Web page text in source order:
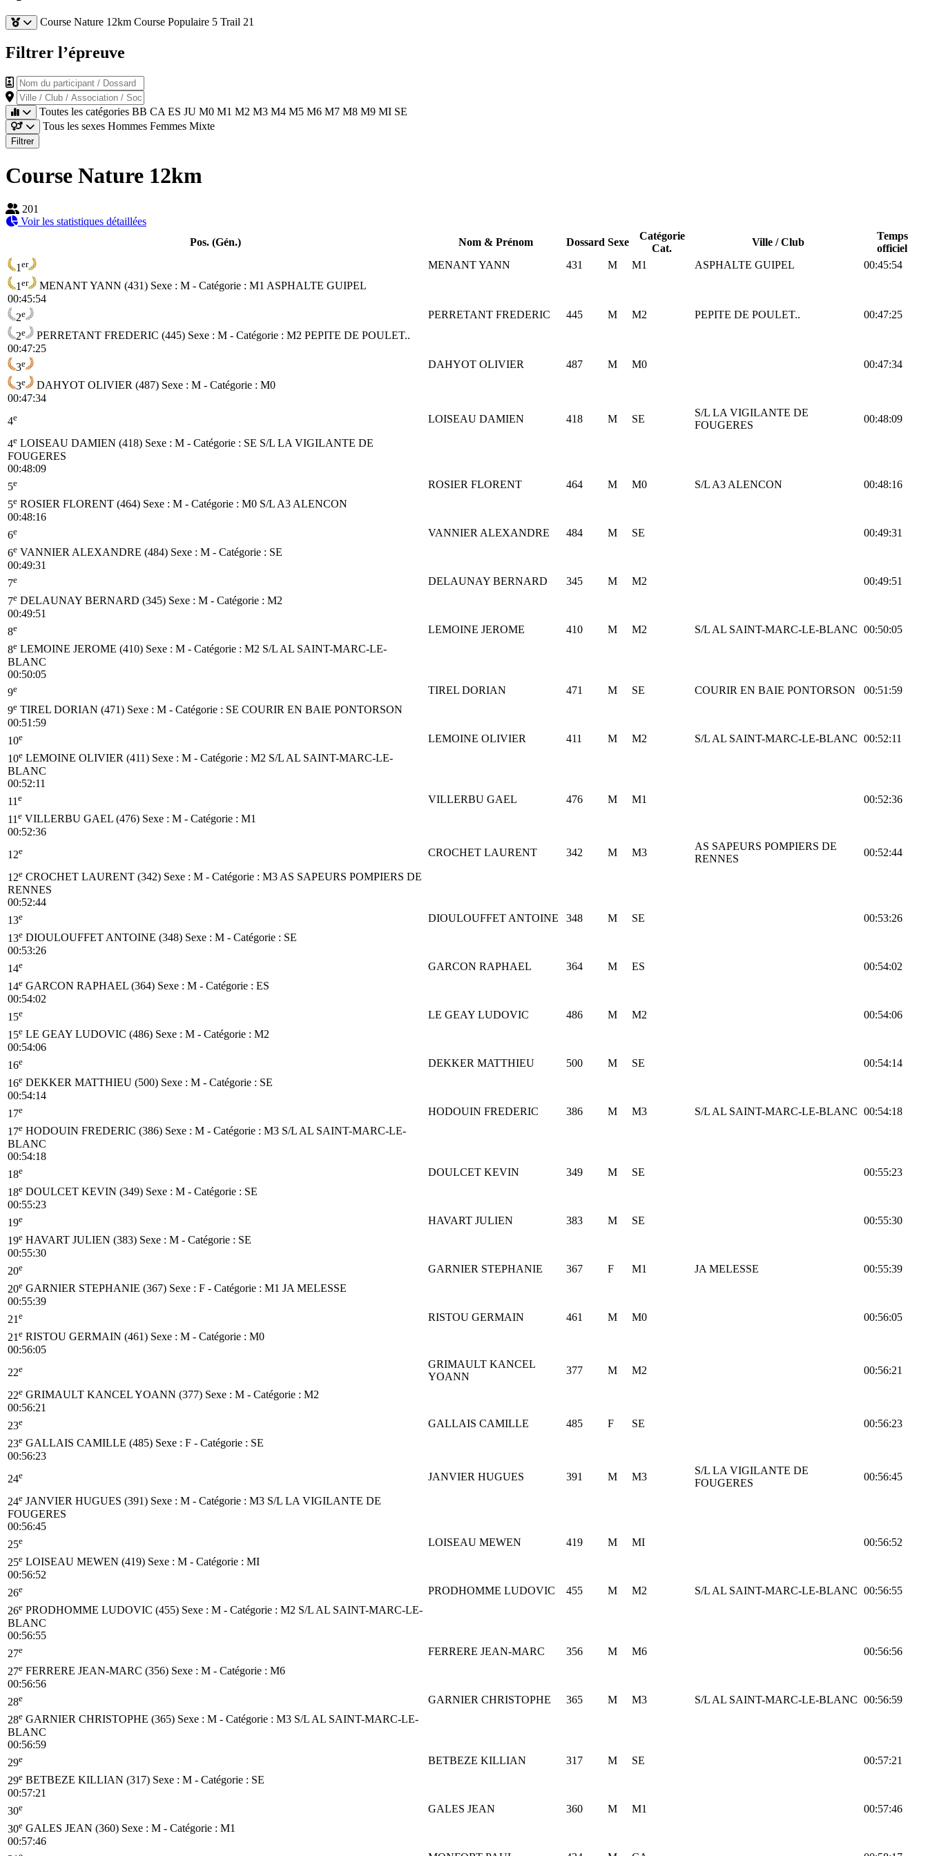
Course Nature 12km Course Populaire 5 Trail 21
Filtrer l’épreuve
Nom du participant / Dossard
Ville / Club / Association / Société
Toutes les catégories BB CA ES JU M0 M1 M2 M3 M4 M5 M6 M7 M8 M9 MI SE
Tous les sexes Hommes Femmes Mixte
Filtrer
Course Nature 12km
201
Voir les statistiques détaillées
Pos. (Gén.)
Nom & Prénom Dossard Sexe
Catégorie
Cat.
Ville / Club
Temps
officiel
1 er MENANT YANN 431 M M1 ASPHALTE GUIPEL
00:45:54
1 er MENANT YANN (431) Sexe : M - Catégorie : M1 ASPHALTE GUIPEL
00:45:54
2e PERRETANT FREDERIC 445 M M2 PEPITE DE POULET..
00:47:25
2e PERRETANT FREDERIC (445) Sexe : M - Catégorie : M2 PEPITE DE POULET..
00:47:25
3e DAHYOT OLIVIER 487 M M0
00:47:34
3e DAHYOT OLIVIER (487) Sexe : M - Catégorie : M0
00:47:34
4e LOISEAU DAMIEN 418 M SE
S/L LA VIGILANTE DE
FOUGERES
00:48:09
4e LOISEAU DAMIEN (418) Sexe : M - Catégorie : SE S/L LA VIGILANTE DE
FOUGERES
00:48:09
5e ROSIER FLORENT 464 M M0 S/L A3 ALENCON
00:48:16
5e ROSIER FLORENT (464) Sexe : M - Catégorie : M0 S/L A3 ALENCON
00:48:16
6e VANNIER ALEXANDRE 484 M SE
00:49:31
6e VANNIER ALEXANDRE (484) Sexe : M - Catégorie : SE
00:49:31
7e DELAUNAY BERNARD 345 M M2
00:49:51
7e DELAUNAY BERNARD (345) Sexe : M - Catégorie : M2
00:49:51
8e LEMOINE JEROME 410 M M2 S/L AL SAINT-MARC-LE-BLANC 00:50:05
8e LEMOINE JEROME (410) Sexe : M - Catégorie : M2 S/L AL SAINT-MARC-LE-
BLANC
00:50:05
9e TIREL DORIAN 471 M SE COURIR EN BAIE PONTORSON
00:51:59
9e TIREL DORIAN (471) Sexe : M - Catégorie : SE COURIR EN BAIE PONTORSON
00:51:59
10e LEMOINE OLIVIER 411 M M2 S/L AL SAINT-MARC-LE-BLANC 00:52:11
10e LEMOINE OLIVIER (411) Sexe : M - Catégorie : M2 S/L AL SAINT-MARC-LE-
BLANC
00:52:11
11 e VILLERBU GAEL 476 M M1
00:52:36
11 e VILLERBU GAEL (476) Sexe : M - Catégorie : M1
00:52:36
12e CROCHET LAURENT 342 M M3
AS SAPEURS POMPIERS DE
RENNES
00:52:44
12e CROCHET LAURENT (342) Sexe : M - Catégorie : M3AS SAPEURS POMPIERS DE
RENNES
00:52:44
13e DIOULOUFFET ANTOINE 348 M SE
00:53:26
13e DIOULOUFFET ANTOINE (348) Sexe : M - Catégorie : SE
00:53:26
14e GARCON RAPHAEL 364 M ES
00:54:02
14e GARCON RAPHAEL (364) Sexe : M - Catégorie : ES
00:54:02
15e LE GEAY LUDOVIC 486 M M2
00:54:06
15e LE GEAY LUDOVIC (486) Sexe : M - Catégorie : M2
00:54:06
16e DEKKER MATTHIEU 500 M SE
00:54:14
16e DEKKER MATTHIEU (500) Sexe : M - Catégorie : SE
00:54:14
17e HODOUIN FREDERIC 386 M M3 S/L AL SAINT-MARC-LE-BLANC 00:54:18
17e HODOUIN FREDERIC (386) Sexe : M - Catégorie : M3 S/L AL SAINT-MARC-LE-
BLANC
00:54:18
18e DOULCET KEVIN 349 M SE
00:55:23
18e DOULCET KEVIN (349) Sexe : M - Catégorie : SE
00:55:23
19e HAVART JULIEN 383 M SE
00:55:30
19e HAVART JULIEN (383) Sexe : M - Catégorie : SE
00:55:30
20e GARNIER STEPHANIE 367 F M1 JA MELESSE
00:55:39
20e GARNIER STEPHANIE (367) Sexe : F - Catégorie : M1 JA MELESSE
00:55:39
21 e RISTOU GERMAIN 461 M M0
00:56:05
21 e RISTOU GERMAIN (461) Sexe : M - Catégorie : M0
00:56:05
22e
GRIMAULT KANCEL
YOANN
377 M M2 00:56:21
22e GRIMAULT KANCEL YOANN (377) Sexe : M - Catégorie : M2
00:56:21
23e GALLAIS CAMILLE 485 F SE
00:56:23
23e GALLAIS CAMILLE (485) Sexe : F - Catégorie : SE
00:56:23
24e JANVIER HUGUES 391 M M3
S/L LA VIGILANTE DE
FOUGERES
00:56:45
24e JANVIER HUGUES (391) Sexe : M - Catégorie : M3 S/L LA VIGILANTE DE
FOUGERES
00:56:45
25e LOISEAU MEWEN 419 M MI
00:56:52
25e LOISEAU MEWEN (419) Sexe : M - Catégorie : MI
00:56:52
26e PRODHOMME LUDOVIC 455 M M2 S/L AL SAINT-MARC-LE-BLANC 00:56:55
26e PRODHOMME LUDOVIC (455) Sexe : M - Catégorie : M2 S/L AL SAINT-MARC-LE-
BLANC
00:56:55
27e FERRERE JEAN-MARC 356 M M6
00:56:56
27e FERRERE JEAN-MARC (356) Sexe : M - Catégorie : M6
00:56:56
28e GARNIER CHRISTOPHE 365 M M3 S/L AL SAINT-MARC-LE-BLANC 00:56:59
28e GARNIER CHRISTOPHE (365) Sexe : M - Catégorie : M3 S/L AL SAINT-MARC-LE-
BLANC
00:56:59
29e BETBEZE KILLIAN 317 M SE
00:57:21
29e BETBEZE KILLIAN (317) Sexe : M - Catégorie : SE
00:57:21
30e GALES JEAN 360 M M1
00:57:46
30e GALES JEAN (360) Sexe : M - Catégorie : M1
00:57:46